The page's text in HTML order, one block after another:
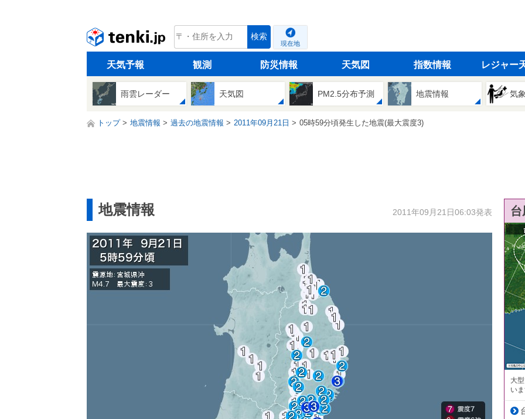
tenki.jp 検索
現在地
天気予報 観測 防災情報 天気図 指数情報 レジャー
雨雲レーダー 天気図 PM2.5分布予測 地震情報 気
トップ 地震情報 過去の地震情報 2011年09月21日 05時59分頃発生した地震(最大震度3)
地震情報 2011年09月21日06:03発表
大
い